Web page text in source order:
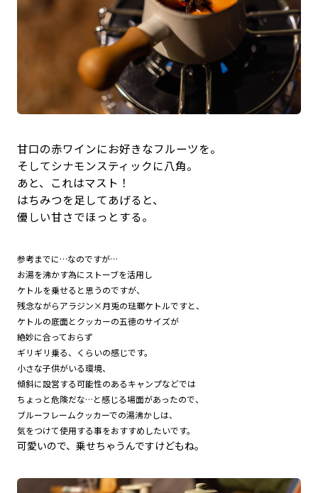
甘口の赤ワインにお好きなフルーツを。
そしてシナモンスティックに八角。
あと、これはマスト！
はちみつを足してあげると、
優しい甘さでほっとする。
参考までに…なのですが…
お湯を沸かす為にストーブを活用し
ケトルを乗せると思うのですが、
残念ながらアラジン×月兎の琺瑯ケトルですと、
ケトルの底面とクッカーの五徳のサイズが
絶妙に合っておらず
ギリギリ乗る、くらいの感じです。
小さな子供がいる環境、
傾斜に設営する可能性のあるキャンプなどでは
ちょっと危険だな…と感じる場面があったので、
ブルーフレームクッカーでの湯沸かしは、
気をつけて使用する事をおすすめしたいです。
可愛いので、乗せちゃうんですけどもね。